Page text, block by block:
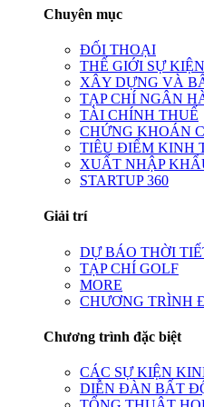
Chuyên mục
ĐỐI THOẠI
THẾ GIỚI SỰ KIỆN
XÂY DỰNG VÀ
TẠP CHÍ NGÂN
TÀI CHÍNH THUẾ
CHỨNG KHOÁN
TIÊU ĐIỂM KINH
XUẤT NHẬP
STARTUP 360
Giải trí
DỰ BÁO THỜI
TẠP CHÍ GOLF
MORE
CHƯƠNG TRÌNH
Chương trình đặc biệt
CÁC SỰ KIỆN
DIỄN ĐÀN BẤT